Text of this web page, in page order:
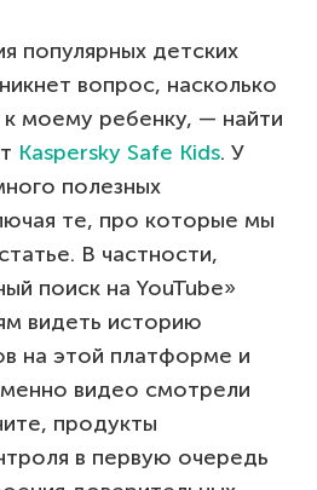
популярных детских
вопрос, насколько
к моему ребенку, — найти
Kaspersky Safe Kids. У
полезных
те, про которые мы
В частности,
поиск на YouTube»
видеть историю
на этой платформе и
видео смотрели
продукты
в первую очередь